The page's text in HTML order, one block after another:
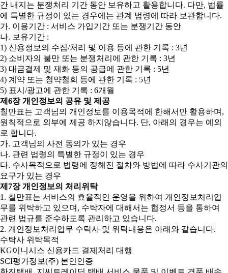
간 내지는 분쟁처리 기간 동안 보유하고 활용합니다. 다만, 법률
에 특별한 규정이 있는 경우에는 관계 법령에 따라 보관합니다.
가. 이용기간 : 서비스 가입기간 또는 분쟁기간 동안
나. 보유기간 :
1) 신용정보의 수집/처리 및 이용 등에 관한 기록 : 3년
2) 소비자의 불만 또는 분쟁처리에 관한 기록 : 3년
3) 대금결제 및 재화 등의 공급에 관한 기록 : 5년
4) 계약 또는 청약철회 등에 관한 기록 : 5년
5) 표시/광고에 관한 기록 : 6개월
제6장 개인정보의 공유 및 제공
칠만표는 고객님의 개인정보를 이용목적에 한해서만 활용하며,
원칙적으로 외부에 제공 하지않습니다. 단, 아래의 경우는 예외
로 합니다.
가. 고객님의 사전 동의가 있는 경우
나. 관련 법령의 특별한 규정이 있는 경우
다. 수사목적으로 법령에 정해진 절차와 방법에 따라 수사기관의
요구가 있는 경우
제7장 개인정보의 처리위탁
1. 칠만표는 서비스의 효율적인 운영을 위하여 개인정보처리업
무를 위탁하고 있으며, 수탁자에 대해서는 협정서 등을 통하여
관련 법규를 준수하도록 관리하고 있습니다.
2. 개인정보처리업무 수탁사 및 위탁내용은 아래와 같습니다.
수탁사 위탁목적
KG이니시스 신용카드 결제처리 대행
SCI평가정보(주) 본인인증